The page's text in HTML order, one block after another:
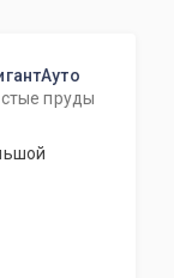
пруды